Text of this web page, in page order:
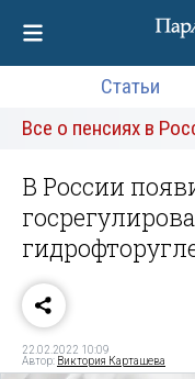
Статьи
Все о пенсиях в
В России
22.02.2022 10:09
Автор: Виктория Карташева